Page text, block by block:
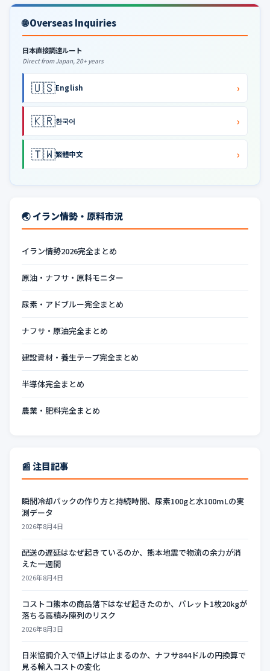
🌐 Overseas Inquiries
日本直接調達ルート
Direct from Japan, 20+ years
🇺🇸English ›
🇰🇷한국어 ›
🇹🇼繁體中文 ›
🌏 イラン情勢・原料市況
イラン情勢2026完全まとめ
原油・ナフサ・原料モニター
尿素・アドブルー完全まとめ
ナフサ・原油完全まとめ
建設資材・養生テープ完全まとめ
半導体完全まとめ
農業・肥料完全まとめ
📰 注目記事
瞬間冷却パックの作り方と持続時間、尿素100gと水100mLの実
測データ
2026年8月4日
配送の遅延はなぜ起きているのか、熊本地震で物流の余力が消
えた一週間
2026年8月4日
コストコ熊本の商品落下はなぜ起きたのか、パレット1枚20kgが
落ちる高積み陳列のリスク
2026年8月3日
日米協調介入で値上げは止まるのか、ナフサ844ドルの円換算で
見る輸入コストの変化